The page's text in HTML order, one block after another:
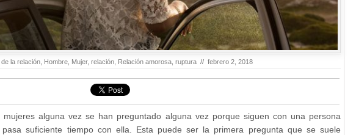
de la relación Hombre Mujer, relación Relación amorosa ruptura // febrero 2, 2018
mujeres alguna vez se han preguntado alguna vez porque siguen con una persona
suficiente tiempo con ella. Esta puede ser la primera pregunta que se suele